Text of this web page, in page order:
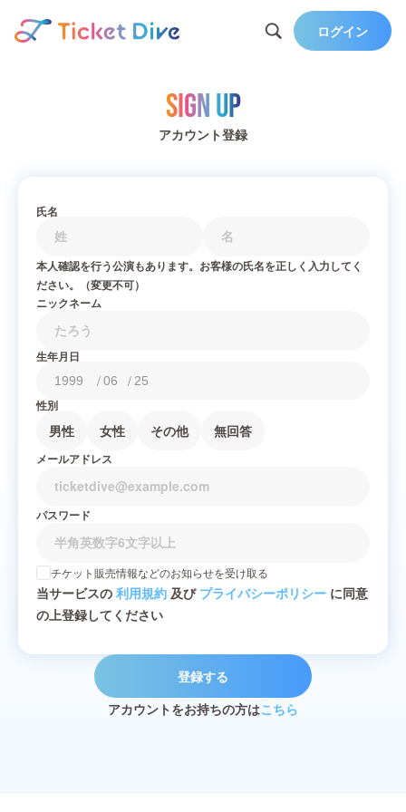
ログイン
Sign Up
アカウント登録
氏名
本人確認を行う公演もあります。お客様の氏名を正しく入力してく
ださい。（変更不可）
ニックネーム
生年月日
/ /
性別
男性 女性 その他 無回答
メールアドレス
パスワード
チケット販売情報などのお知らせを受け取る
当サービスの 利用規約 及び プライバシーポリシー に同意
の上登録してください
登録する
アカウントをお持ちの方はこちら